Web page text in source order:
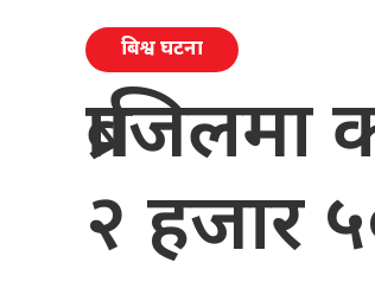
बिश्व घटना
२ हजार